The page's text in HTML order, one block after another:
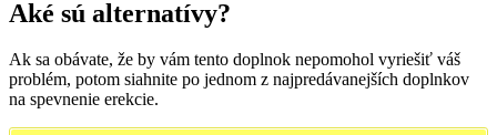
Aké sú alternatívy?
Ak sa obávate, že by vám tento doplnok nepomohol vyriešiť váš
problém, potom siahnite po jednom z najpredávanejších doplnkov
na spevnenie erekcie.